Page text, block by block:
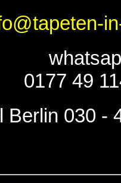
0177 49
Berlin 030 -